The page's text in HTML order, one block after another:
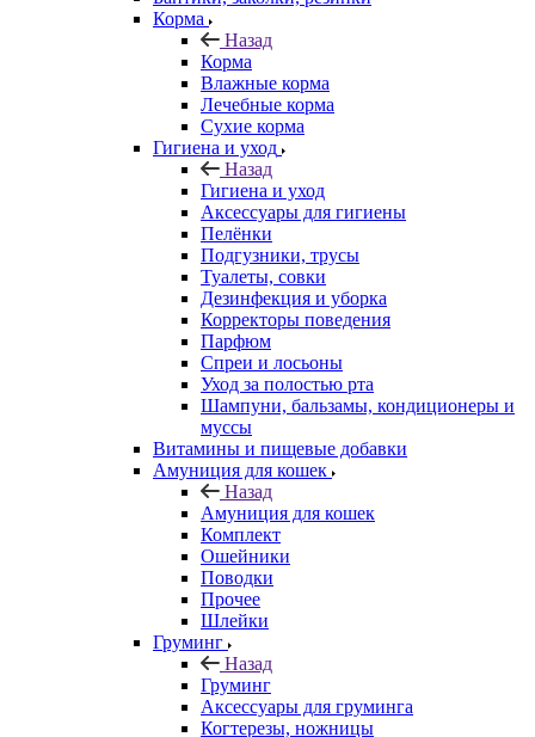
Корма
Назад
Корма
Влажные корма
Лечебные корма
Сухие корма
Гигиена и уход
Назад
Гигиена и уход
Аксессуары для гигиены
Пелёнки
Подгузники, трусы
Туалеты, совки
Дезинфекция и уборка
Корректоры поведения
Парфюм
Спреи и лосьоны
Уход за полостью рта
Шампуни, бальзамы, кондиционеры и
муссы
Витамины и пищевые добавки
Амуниция для кошек
Назад
Амуниция для кошек
Комплект
Ошейники
Поводки
Прочее
Шлейки
Груминг
Назад
Груминг
Аксессуары для груминга
Когтерезы, ножницы